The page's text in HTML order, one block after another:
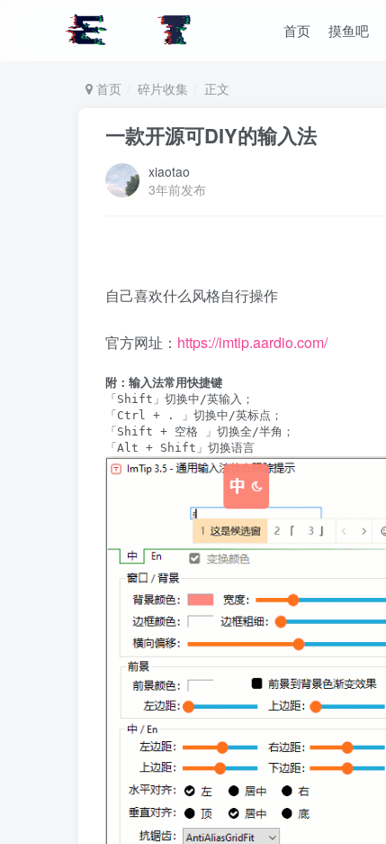
首页 摸鱼吧
首页 碎片收集 正文
一款开源可DIY的输入法
xiaotao
3年前发布
自己喜欢什么风格自行操作
官方网址： https://imtip.aardio.com/
附：输入法常用快捷键
「Shift」切换中/英输入；
「Ctrl + . 」切换中/英标点；
「Shift + 空格 」切换全/半角；
「Alt + Shift」切换语言